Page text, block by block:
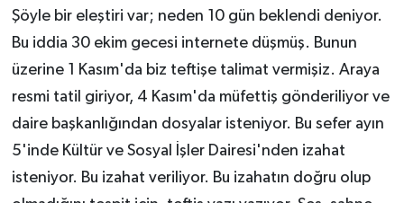
Şöyle bir eleştiri var; neden 10 gün beklendi deniyor.
Bu iddia 30 ekim gecesi internete düşmüş. Bunun
üzerine 1 Kasım'da biz teftişe talimat vermişiz. Araya
resmi tatil giriyor, 4 Kasım'da müfettiş gönderiliyor ve
daire başkanlığından dosyalar isteniyor. Bu sefer ayın
5'inde Kültür ve Sosyal İşler Dairesi'nden izahat
isteniyor. Bu izahat veriliyor. Bu izahatın doğru olup